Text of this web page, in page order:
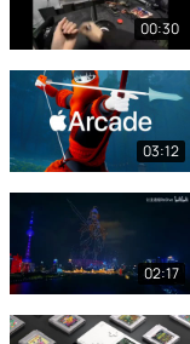
00:30
03:12
02:17